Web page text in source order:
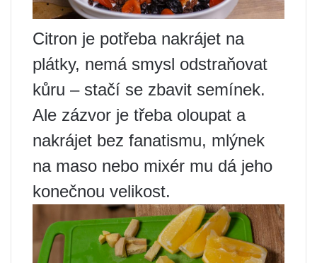
Citron je potřeba nakrájet na
plátky, nemá smysl odstraňovat
kůru – stačí se zbavit semínek.
Ale zázvor je třeba oloupat a
nakrájet bez fanatismu, mlýnek
na maso nebo mixér mu dá jeho
konečnou velikost.